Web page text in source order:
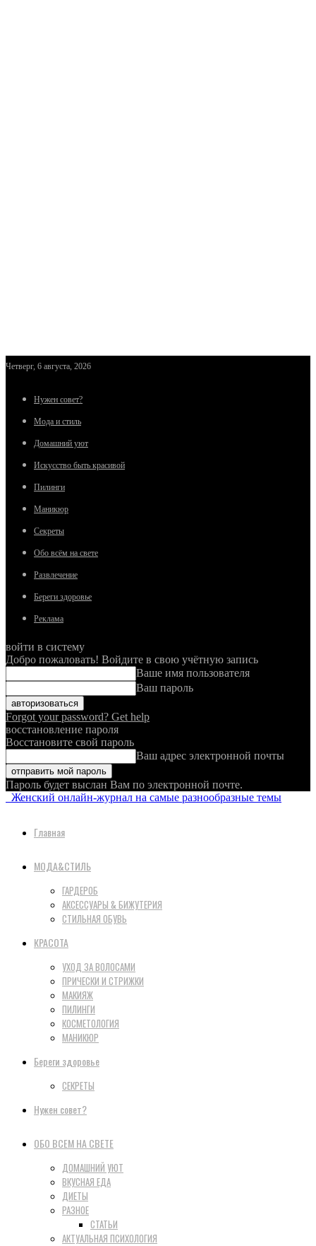
Четверг, 6 августа, 2026
Нужен совет?
Мода и стиль
Домашний уют
Искусство быть красивой
Пилинги
Маникюр
Секреты
Обо всём на свете
Развлечение
Береги здоровье
Реклама
войти в систему
Добро пожаловать! Войдите в свою учётную запись
Ваше имя пользователя
Ваш пароль
Forgot your password? Get help
восстановление пароля
Восстановите свой пароль
Ваш адрес электронной почты
Пароль будет выслан Вам по электронной почте.
Женский онлайн-журнал на самые разнообразные темы
Главная
МОДА&СТИЛЬ
ГАРДЕРОБ
АКСЕССУАРЫ & БИЖУТЕРИЯ
СТИЛЬНАЯ ОБУВЬ
КРАСОТА
УХОД ЗА ВОЛОСАМИ
ПРИЧЕСКИ И СТРИЖКИ
МАКИЯЖ
ПИЛИНГИ
КОСМЕТОЛОГИЯ
МАНИКЮР
Береги здоровье
СЕКРЕТЫ
Нужен совет?
ОБО ВСЕМ НА СВЕТЕ
ДОМАШНИЙ УЮТ
ВКУСНАЯ ЕДА
ДИЕТЫ
РАЗНОЕ
СТАТЬИ
АКТУАЛЬНАЯ ПСИХОЛОГИЯ